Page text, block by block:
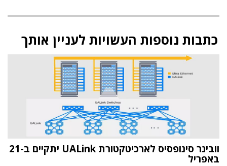
כתבות נוספות העשויות לעניין אותך
וובינר סינופסיס לארכיטקטורת UALink יתקיים ב-21
באפריל